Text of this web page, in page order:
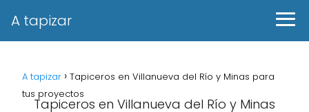
A tapizar
A tapizar
Tapiceros en Villanueva del Río y Minas para
tus proyectos
Tapiceros en Villanueva del Río y Minas